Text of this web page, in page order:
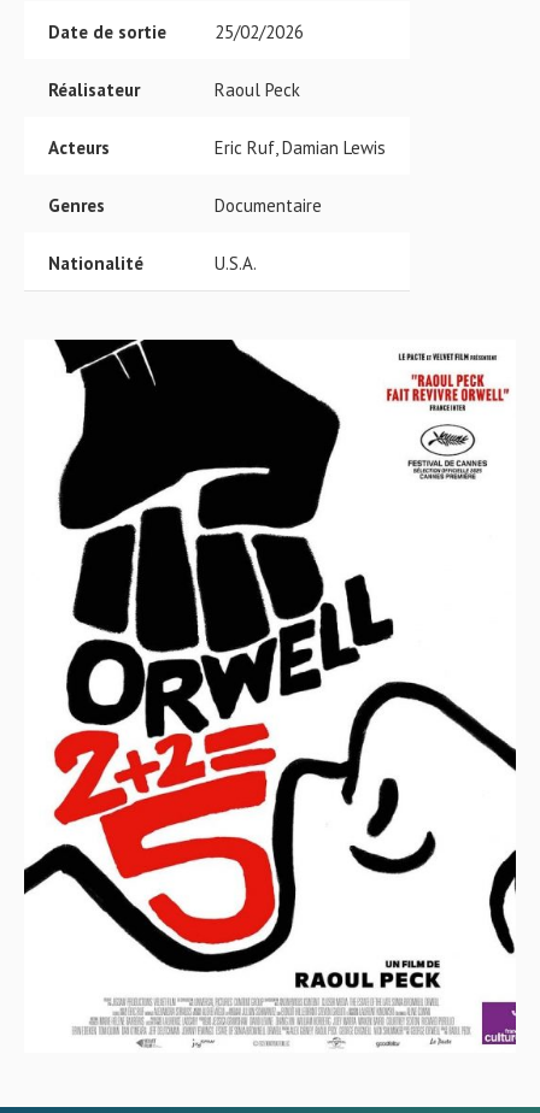
Date de sortie 25/02/2026
Réalisateur Raoul Peck
Acteurs Eric Ruf, Damian Lewis
Genres Documentaire
Nationalité U.S.A.